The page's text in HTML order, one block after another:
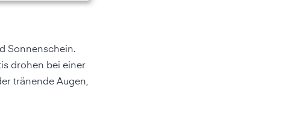
Sonnenschein.
drohen bei einer
tränende Augen,